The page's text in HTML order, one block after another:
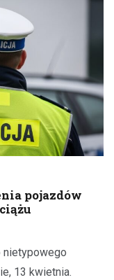
pojazdów
nietypowego
13 kwietnia.